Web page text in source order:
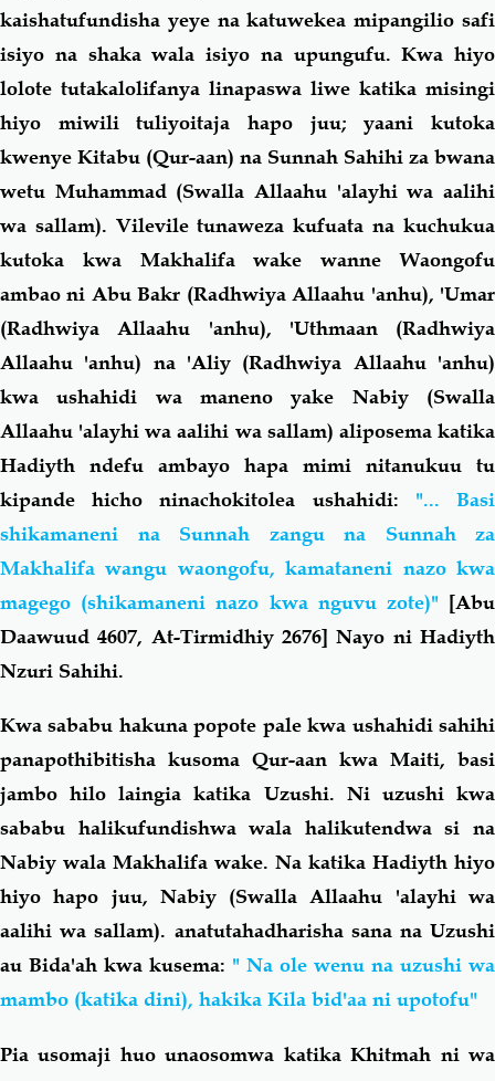
kaishatufundisha yeye na katuwekea mipangilio safi
isiyo na shaka wala isiyo na upungufu. Kwa hiyo
lolote tutakalolifanya linapaswa liwe katika misingi
hiyo miwili tuliyoitaja hapo juu; yaani kutoka
kwenye Kitabu (Qur-aan) na Sunnah Sahihi za bwana
wetu Muhammad (Swalla Allaahu 'alayhi wa aalihi
wa sallam). Vilevile tunaweza kufuata na kuchukua
kutoka kwa Makhalifa wake wanne Waongofu
ambao ni Abu Bakr (Radhwiya Allaahu 'anhu), 'Umar
(Radhwiya Allaahu 'anhu), 'Uthmaan (Radhwiya
Allaahu 'anhu) na 'Aliy (Radhwiya Allaahu 'anhu)
kwa ushahidi wa maneno yake Nabiy (Swalla
Allaahu 'alayhi wa aalihi wa sallam) aliposema katika
Hadiyth ndefu ambayo hapa mimi nitanukuu tu
kipande hicho ninachokitolea ushahidi: "... Basi
shikamaneni na Sunnah zangu na Sunnah za
Makhalifa wangu waongofu, kamataneni nazo kwa
magego (shikamaneni nazo kwa nguvu zote)"[Abu
Daawuud 4607, At-Tirmidhiy 2676] Nayo ni Hadiyth
Nzuri Sahihi.
Kwa sababu hakuna popote pale kwa ushahidi sahihi
panapothibitisha kusoma Qur-aan kwa Maiti, basi
jambo hilo laingia katika Uzushi. Ni uzushi kwa
sababu halikufundishwa wala halikutendwa si na
Nabiy wala Makhalifa wake. Na katika Hadiyth hiyo
hiyo hapo juu, Nabiy (Swalla Allaahu 'alayhi wa
aalihi wa sallam). anatutahadharisha sana na Uzushi
au Bida'ah kwa kusema: " Na ole wenu na uzushi wa
mambo (katika dini), hakika Kila bid'aa ni upotofu"
Pia usomaji huo unaosomwa katika Khitmah ni wa